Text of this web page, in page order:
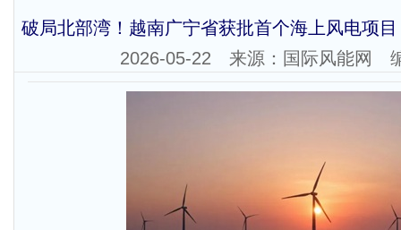
破局北部湾！越南广宁省获批首个海上风电项
2026-05-22 来源：国际风能网